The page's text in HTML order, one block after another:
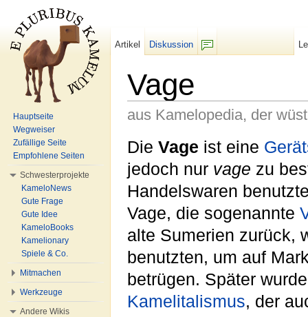
Vage
aus Kamelopedia, der
Die Vage ist eine
jedoch nur vage zu
Handelswaren
Vage, die sogenannte
alte Sumerien zurück,
benutzten, um auf
betrügen. Später
Kamelitalismus, der
Artikel
Diskussion
Hauptseite
Wegweiser
Zufällige Seite
Empfohlene Seiten
Schwesterprojekte
KameloNews
Gute Frage
Gute Idee
KameloBooks
Kamelionary
Spiele & Co.
Mitmachen
Werkzeuge
Andere Wikis